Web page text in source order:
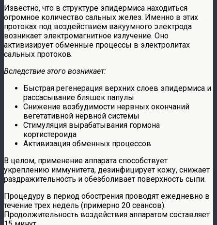
Известно, что в структуре эпидермиса находиться
огромное количество сальных желез. Именно в этих
протоках под воздействием вакуумного электрода
возникает электромагнитное излучение. Оно
активизирует обменные процессы в электролитах
сальных протоков.
Вследствие этого возникает:
Быстрая регенерация верхних слоев эпидермиса и
рассасывание бляшек папулы
Снижение возбудимости нервных окончаний
вегетативной нервной системы
Стимуляция вырабатывания гормона
кортистероида
Активизация обменных процессов
В целом, применение аппарата способствует
укреплению иммунитета, дезинфицирует кожу, снижает
раздражительность и обезболивает поверхность сыпи.
Процедуру в период обострения проводят ежедневно в
течение трех недель (примерно 20 сеансов).
Продолжительность воздействия аппаратом составляет